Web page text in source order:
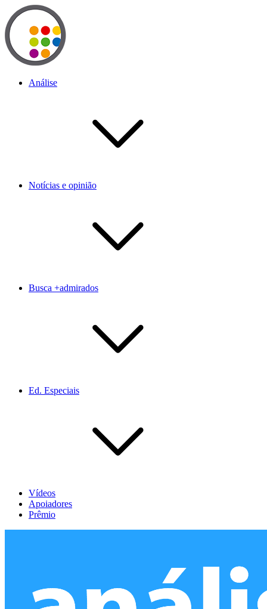
Análise
Notícias e opinião
Busca +admirados
Ed. Especiais
Vídeos
Apoiadores
Prêmio